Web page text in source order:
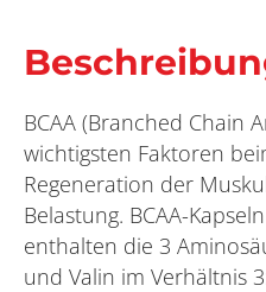
BCAA (Branched Chain
wichtigsten Faktoren
Regeneration der
Belastung. BCAA-
enthalten die 3
und Valin im Verhältnis